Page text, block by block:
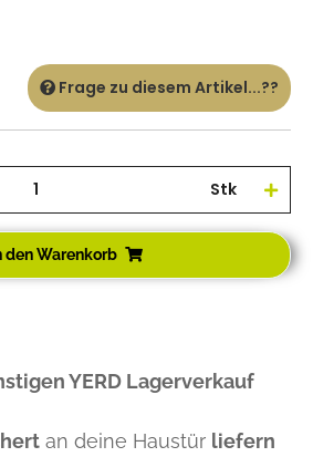
Frage zu diesem Artikel...??
Stk
den Warenkorb
YERD Lagerverkauf
an deine Haustür liefern